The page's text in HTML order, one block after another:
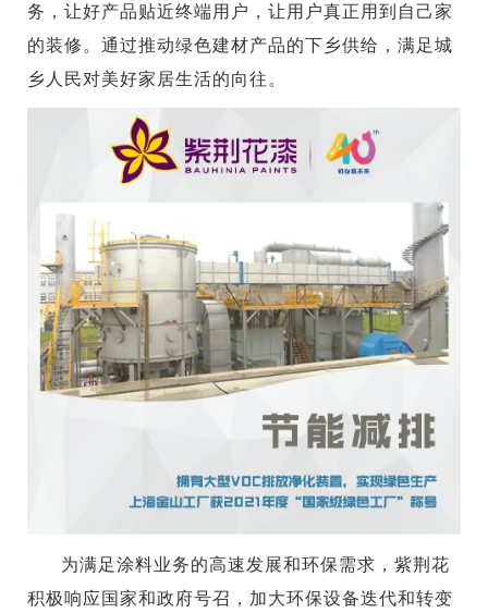
务，让好产品贴近终端用户，让用户真正用到自己家
的装修。通过推动绿色建材产品的下乡供给，满足城
乡人民对美好家居生活的向往。
为满足涂料业务的高速发展和环保需求，紫荆花
积极响应国家和政府号召，加大环保设备迭代和转变